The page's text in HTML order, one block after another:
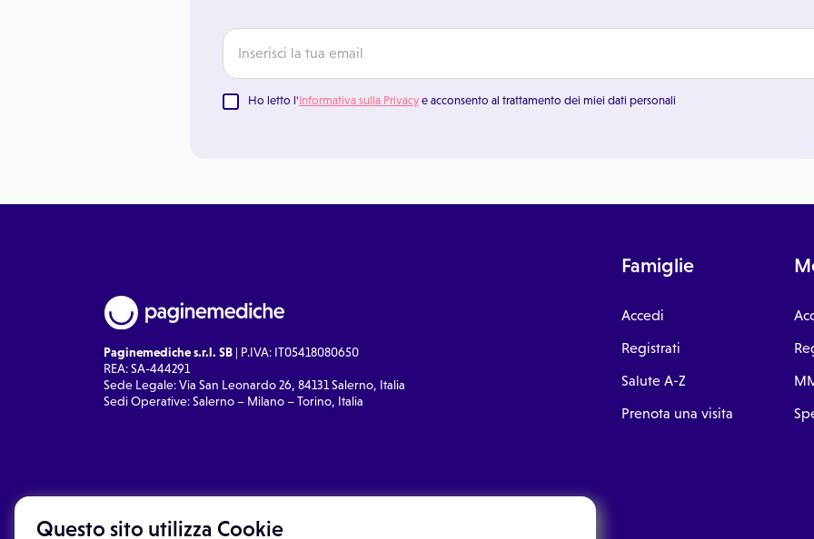
Questo sito utilizza Cookie
Ho letto l'Informativa sulla Privacy e acconsento al trattamento dei miei dati personali
Paginemediche s.r.l. SB | P.IVA: IT05418080650
REA: SA-444291
Sede Legale: Via San Leonardo 26, 84131 Salerno, Italia
Sedi Operative: Salerno – Milano – Torino, Italia
Famiglie
Accedi
Registrati
Salute A-Z
Prenota una visita